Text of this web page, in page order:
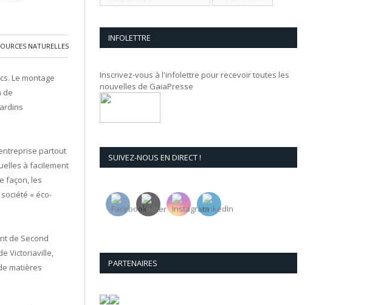
NATURELLES
Le montage
de
partout
à facilement
façon, les
« éco-
de Second
Victoriaville,
matières
INFOLETTRE
Inscrivez-vous à l'infolettre pour recevoir toutes les
nouvelles de GaïaPresse
SUIVEZ-NOUS EN DIRECT !
PARTENAIRES